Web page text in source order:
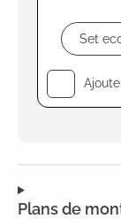
Plans de